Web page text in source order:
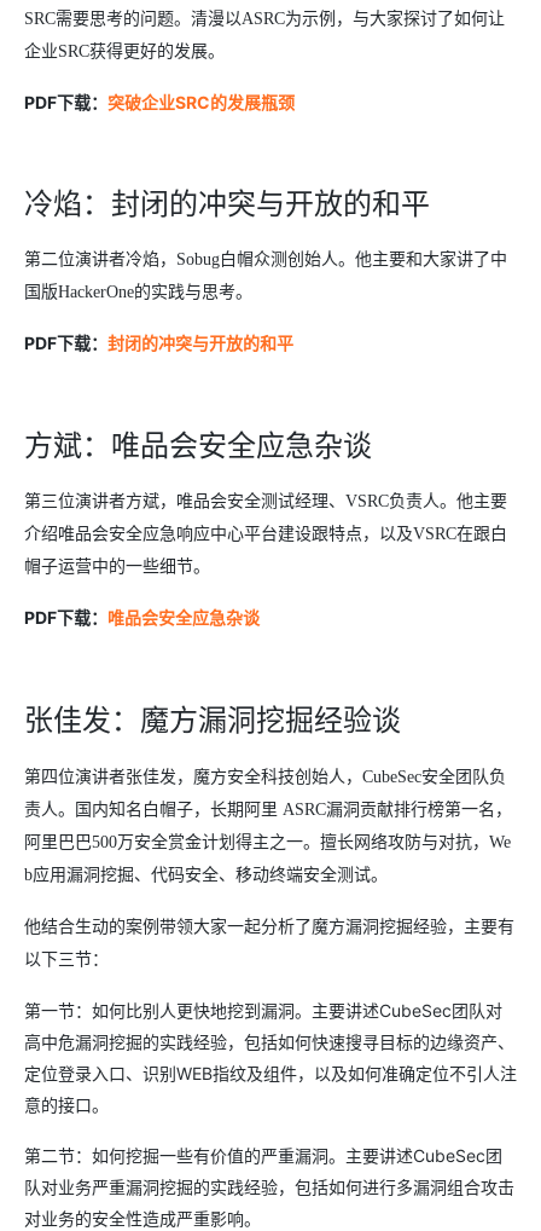
SRC需要思考的问题。清漫以ASRC为示例，与大家探讨了如何让
企业SRC获得更好的发展。
PDF下载： 突破企业SRC的发展瓶颈
冷焰：封闭的冲突与开放的和平
第二位演讲者冷焰，Sobug白帽众测创始人。他主要和大家讲了中
国版HackerOne的实践与思考。
PDF下载： 封闭的冲突与开放的和平
方斌：唯品会安全应急杂谈
第三位演讲者方斌，唯品会安全测试经理、VSRC负责人。他主要
介绍唯品会安全应急响应中心平台建设跟特点，以及VSRC在跟白
帽子运营中的一些细节。
PDF下载： 唯品会安全应急杂谈
张佳发：魔方漏洞挖掘经验谈
第四位演讲者张佳发，魔方安全科技创始人，CubeSec安全团队负
责人。国内知名白帽子，长期阿里 ASRC漏洞贡献排行榜第一名，
阿里巴巴500万安全赏金计划得主之一。擅长网络攻防与对抗，We
b应用漏洞挖掘、代码安全、移动终端安全测试。
他结合生动的案例带领大家一起分析了魔方漏洞挖掘经验，主要有
以下三节：
第一节：如何比别人更快地挖到漏洞。主要讲述CubeSec团队对
高中危漏洞挖掘的实践经验，包括如何快速搜寻目标的边缘资产、
定位登录入口、识别WEB指纹及组件，以及如何准确定位不引人注
意的接口。
第二节：如何挖掘一些有价值的严重漏洞。主要讲述CubeSec团
队对业务严重漏洞挖掘的实践经验，包括如何进行多漏洞组合攻击
对业务的安全性造成严重影响。